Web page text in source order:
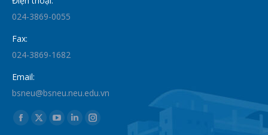
024-3869-0055
Fax:
024-3869-1682
Email:
bsneu@bsneu.neu.edu.vn
Find us on:
Facebook
X
YouTube
LinkedinInstagram